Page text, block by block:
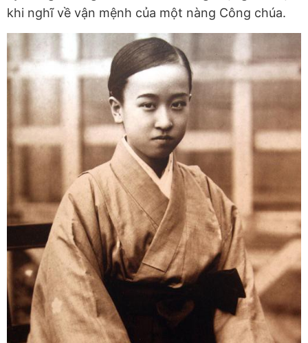
khi nghĩ về vận mệnh của một nàng Công chúa.